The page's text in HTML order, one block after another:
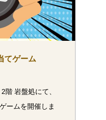
てゲーム
階 岩盤処にて、
ームを開催しま